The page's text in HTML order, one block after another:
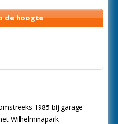
de hoogte
1985 bij garage
Wilhelminapark